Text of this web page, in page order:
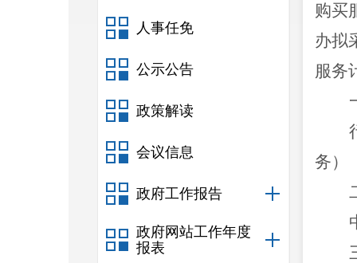
人事任免
公示公告
政策解读
会议信息
政府工作报告
政府网站工作年度
报表
购买
办拟
服务
务）